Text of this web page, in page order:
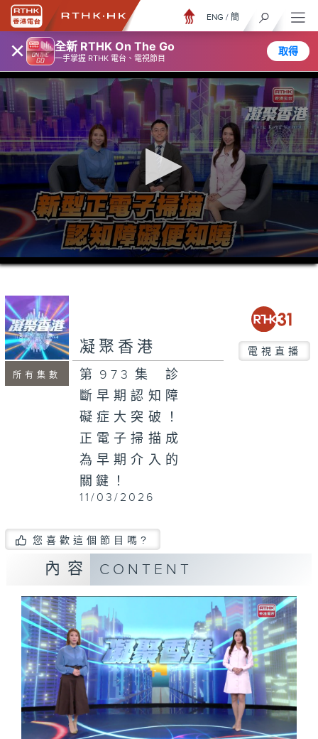
× 全新 RTHK On The Go
一手掌握 RTHK 電台、電視節目
取得
ENG / 簡
0
seconds
minutes,
7
seconds
所有集數
凝聚香港 電視直播
第973集 診
斷早期認知障
礙症大突破！
正電子掃描成
為早期介入的
關鍵！
11/03/2026
您喜歡這個節目嗎?
內容 CONTENT